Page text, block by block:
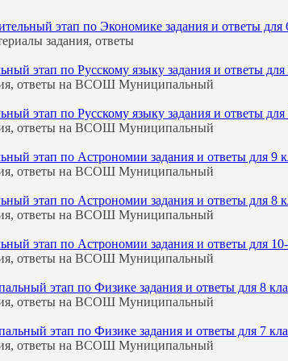
этап по Экономике задания и ответы для
задания, ответы
этап по Русскому языку задания и ответы для
ответы на ВСОШ Муниципальный
этап по Русскому языку задания и ответы для
ответы на ВСОШ Муниципальный
этап по Астрономии задания и ответы для 9
ответы на ВСОШ Муниципальный
этап по Астрономии задания и ответы для 8
ответы на ВСОШ Муниципальный
этап по Астрономии задания и ответы для 10-
ответы на ВСОШ Муниципальный
этап по Физике задания и ответы для 8
ответы на ВСОШ Муниципальный
этап по Физике задания и ответы для 7
ответы на ВСОШ Муниципальный